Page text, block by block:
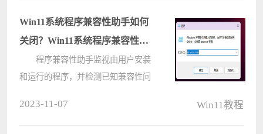
检测结果帮助判断问题，以下介绍几
种检测????
Win11系统程序兼容性助手如何
关闭？Win11系统程序兼容性助
手关闭教程
程序兼容性助手监视由用户安装
和运行的程序，并检测已知兼容性问
2023-11-07 Win11教程